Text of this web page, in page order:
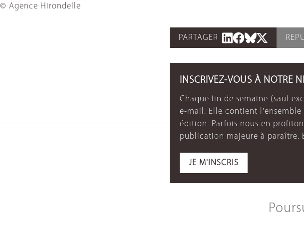
© Agence Hirondelle
PARTAGER
INSCRIVEZ-VOUS À NOTRE
Chaque fin de semaine (sauf
e-mail. Elle contient
édition. Parfois nous en
publication majeure à paraître.
JE M'INSCRIS